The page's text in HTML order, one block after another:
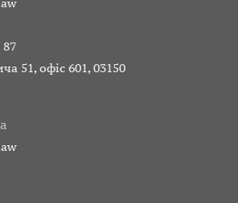
87
51, офіс 601, 03150